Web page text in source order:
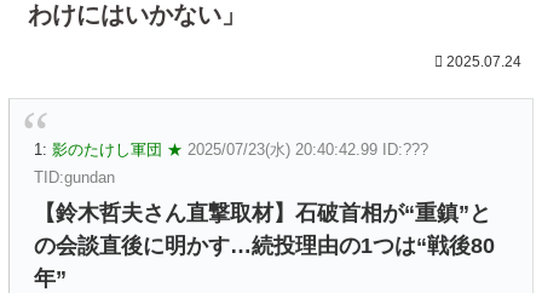
わけにはいかない」
2025.07.24
1: 影のたけし軍団 ★ 2025/07/23(水) 20:40:42.99 ID:???
TID:gundan
【鈴木哲夫さん直撃取材】石破首相が“重鎮”と
の会談直後に明かす…続投理由の1つは“戦後80
年”